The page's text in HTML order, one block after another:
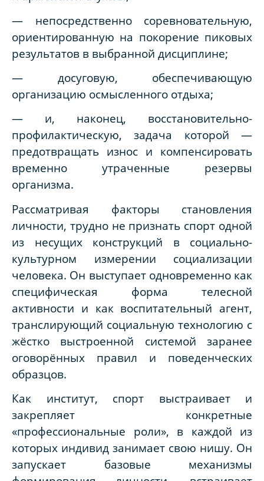
— непосредственно соревновательную,
ориентированную на покорение пиковых
результатов в выбранной дисциплине;
— досуговую, обеспечивающую
организацию осмысленного отдыха;
— и, наконец, восстановительно-
профилактическую, задача которой —
предотвращать износ и компенсировать
временно утраченные резервы
организма.
Рассматривая факторы становления
личности, трудно не признать спорт одной
из несущих конструкций в социально-
культурном измерении социализации
человека. Он выступает одновременно как
специфическая форма телесной
активности и как воспитательный агент,
транслирующий социальную технологию с
жёстко выстроенной системой заранее
оговорённых правил и поведенческих
образцов.
Как институт, спорт выстраивает и
закрепляет конкретные
«профессиональные роли», в каждой из
которых индивид занимает свою нишу. Он
запускает базовые механизмы